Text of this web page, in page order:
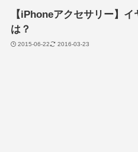
【iPhoneアクセサリー】
は？
2015-06-22 2016-03-23